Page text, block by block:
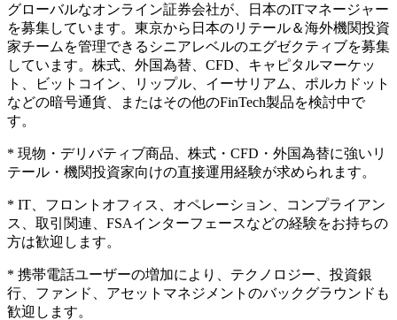
グローバルなオンライン証券会社が、日本のITマネージャー
を募集しています。東京から日本のリテール＆海外機関投資
家チームを管理できるシニアレベルのエグゼクティブを募集
しています。株式、外国為替、CFD、キャピタルマーケッ
ト、ビットコイン、リップル、イーサリアム、ポルカドット
などの暗号通貨、またはその他のFinTech製品を検討中で
す。
* 現物・デリバティブ商品、株式・CFD・外国為替に強いリ
テール・機関投資家向けの直接運用経験が求められます。
* IT、フロントオフィス、オペレーション、コンプライアン
ス、取引関連、FSAインターフェースなどの経験をお持ちの
方は歓迎します。
* 携帯電話ユーザーの増加により、テクノロジー、投資銀
行、ファンド、アセットマネジメントのバックグラウンドも
歓迎します。